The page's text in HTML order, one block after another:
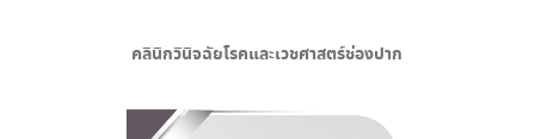
คลินิกวินิจฉัยโรคและเวชศาสตร์ช่องปาก